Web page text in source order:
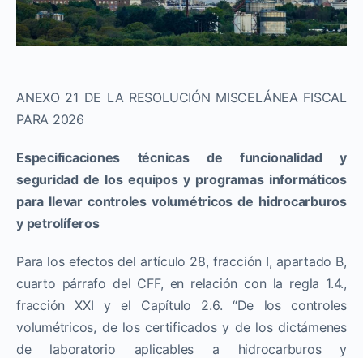
ANEXO 21 DE LA RESOLUCIÓN MISCELÁNEA FISCAL
PARA 2026
Especificaciones técnicas de funcionalidad y
seguridad de los equipos y programas informáticos
para llevar controles volumétricos de hidrocarburos
y petrolíferos
Para los efectos del artículo 28, fracción I, apartado B,
cuarto párrafo del CFF, en relación con la regla 1.4.,
fracción XXI y el Capítulo 2.6. “De los controles
volumétricos, de los certificados y de los dictámenes
de laboratorio aplicables a hidrocarburos y